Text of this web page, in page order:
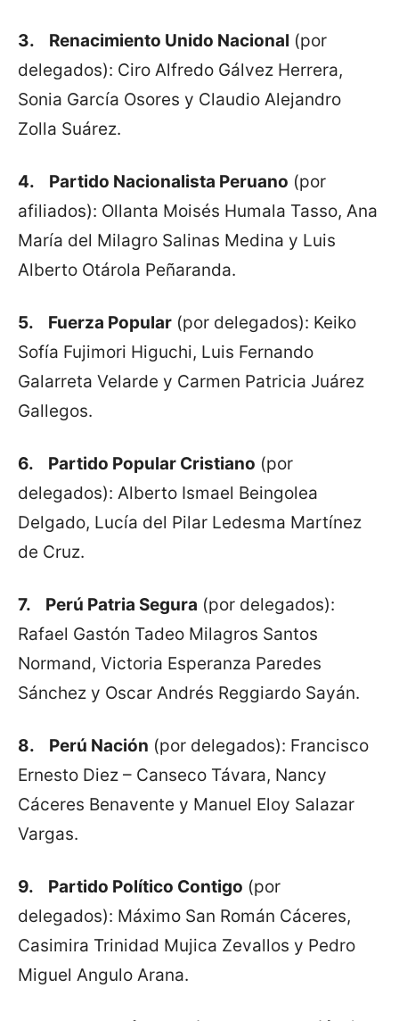
3. Renacimiento Unido Nacional (por
delegados): Ciro Alfredo Gálvez Herrera,
Sonia García Osores y Claudio Alejandro
Zolla Suárez.
4. Partido Nacionalista Peruano (por
afiliados): Ollanta Moisés Humala Tasso, Ana
María del Milagro Salinas Medina y Luis
Alberto Otárola Peñaranda.
5. Fuerza Popular (por delegados): Keiko
Sofía Fujimori Higuchi, Luis Fernando
Galarreta Velarde y Carmen Patricia Juárez
Gallegos.
6. Partido Popular Cristiano (por
delegados): Alberto Ismael Beingolea
Delgado, Lucía del Pilar Ledesma Martínez
de Cruz.
7. Perú Patria Segura (por delegados):
Rafael Gastón Tadeo Milagros Santos
Normand, Victoria Esperanza Paredes
Sánchez y Oscar Andrés Reggiardo Sayán.
8. Perú Nación (por delegados): Francisco
Ernesto Diez – Canseco Távara, Nancy
Cáceres Benavente y Manuel Eloy Salazar
Vargas.
9. Partido Político Contigo (por
delegados): Máximo San Román Cáceres,
Casimira Trinidad Mujica Zevallos y Pedro
Miguel Angulo Arana.